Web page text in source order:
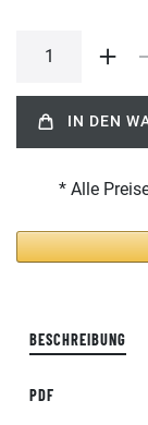
IN DEN
* Alle
BESCHREIBUNG
PDF